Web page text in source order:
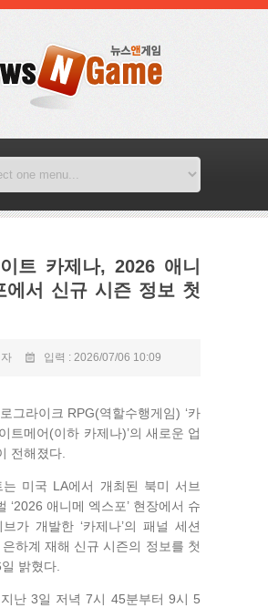
트 카제나, 2026 애니
에서 신규 시즌 정보 첫
입력 : 2026/07/06 10:09
그라이크 RPG(역할수행게임) ‘카
트메어(이하 카제나)’의 새로운 업
전해졌다.
는 미국 LA에서 개최된 북미 서브
‘2026 애니메 엑스포’ 현장에서 슈
브가 개발한 ‘카제나’의 패널 세션
하계 재해 신규 시즌의 정보를 첫
밝혔다.
난 3일 저녁 7시 45분부터 9시 5